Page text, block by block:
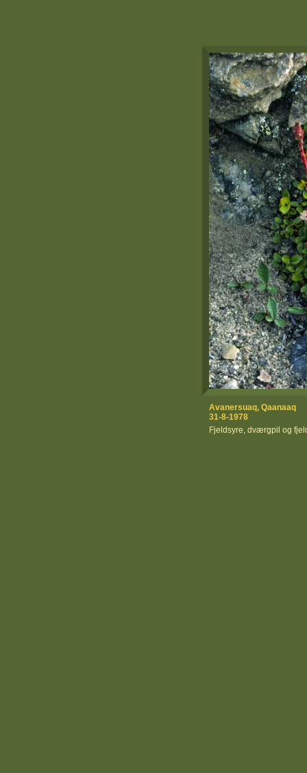
Avanersuaq, Qaanaaq
31-8-1978
Fjeldsyre, dværgpil og